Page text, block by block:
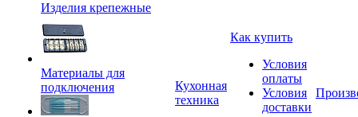
Изделия крепежные
Материалы для
подключения
Кухонная
техника
Как купить
Условия
оплаты
Условия
доставки